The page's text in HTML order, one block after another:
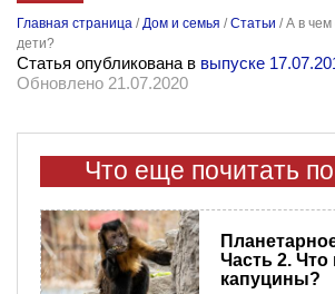
Главная страница /Дом и семья /Статьи /А в чем
дети?
Статья опубликована в выпуске
Обновлено 21.07.2020
Что еще почитать
Часть 2.
капуцины?